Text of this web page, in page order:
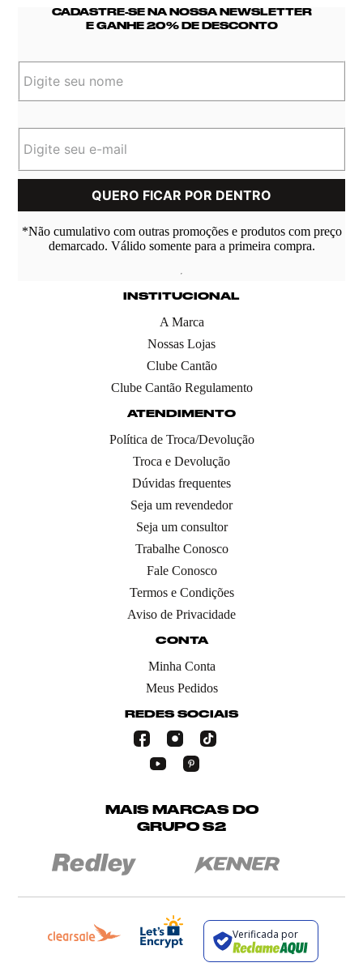
CADASTRE-SE NA NOSSA NEWSLETTER
E GANHE 20% DE DESCONTO
*Não cumulativo com outras promoções e produtos com preço
demarcado. Válido somente para a primeira compra.
INSTITUCIONAL
A Marca
Nossas Lojas
Clube Cantão
Clube Cantão Regulamento
ATENDIMENTO
Política de Troca/Devolução
Troca e Devolução
Dúvidas frequentes
Seja um revendedor
Seja um consultor
Trabalhe Conosco
Fale Conosco
Termos e Condições
Aviso de Privacidade
CONTA
Minha Conta
Meus Pedidos
REDES SOCIAIS
MAIS MARCAS DO
GRUPO S2
Verificada por